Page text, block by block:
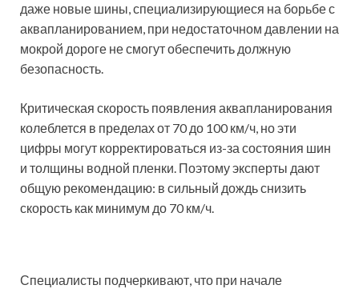
даже новые шины, специализирующиеся на борьбе с
аквапланированием, при недостаточном давлении на
мокрой дороге не смогут обеспечить должную
безопасность.
Критическая скорость появления аквапланирования
колеблется в пределах от 70 до 100 км/ч, но эти
цифры могут корректироваться из-за состояния шин
и толщины водной пленки. Поэтому эксперты дают
общую рекомендацию: в сильный дождь снизить
скорость как минимум до 70 км/ч.
Специалисты подчеркивают, что при начале